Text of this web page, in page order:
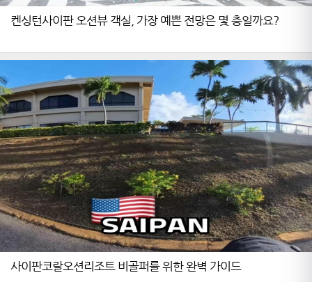
켄싱턴사이판 오션뷰 객실, 가장 예쁜 전망은 몇 층일까요?
사이판코랄오션리조트 비골퍼를 위한 완벽 가이드